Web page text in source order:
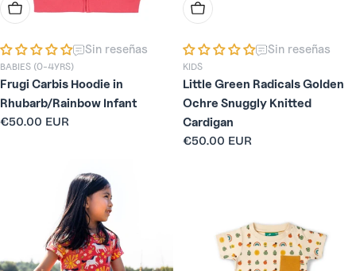
Elige Opciones
Sin reseñas
BABIES (0-4YRS)
Frugi Carbis Hoodie in
Rhubarb/Rainbow Infant
Precio
€50.00 EUR
Elige Opciones
Sin reseñas
KIDS
Little Green Radicals Golden
Ochre Snuggly Knitted
Cardigan
Precio
€50.00 EUR